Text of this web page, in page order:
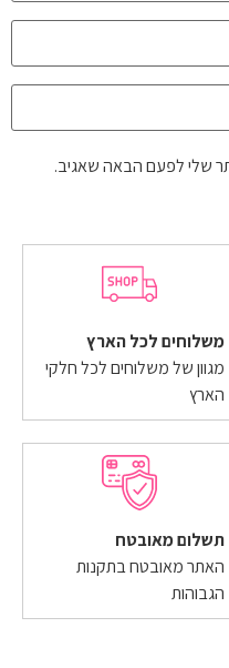
שלי לפעם הבאה שאגיב.
משלוחים לכל הארץ
מגוון של משלוחים לכל חלקי
הארץ
תשלום מאובטח
האתר מאובטח בתקנות
הגבוהות